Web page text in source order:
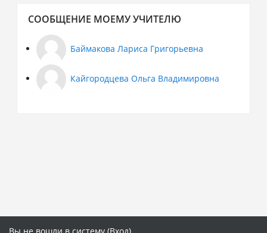
Сообщение
учителю
СООБЩЕНИЕ МОЕМУ УЧИТЕЛЮ
Баймакова Лариса Григорьевна
Кайгородцева Ольга Владимировна